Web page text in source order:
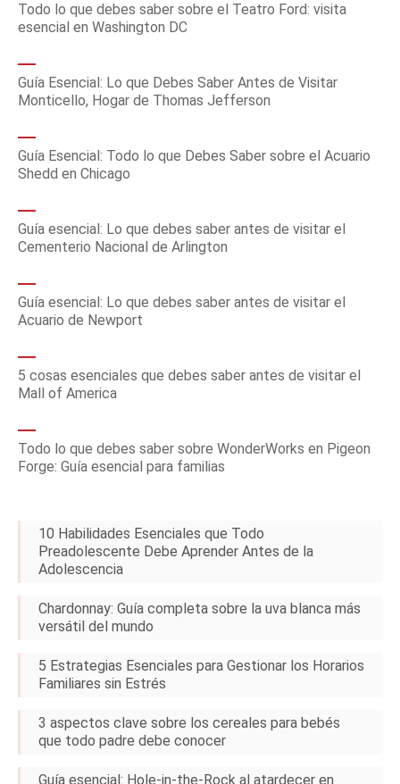
Todo lo que debes saber sobre el Teatro Ford: visita
esencial en Washington DC
Guía Esencial: Lo que Debes Saber Antes de Visitar
Monticello, Hogar de Thomas Jefferson
Guía Esencial: Todo lo que Debes Saber sobre el Acuario
Shedd en Chicago
Guía esencial: Lo que debes saber antes de visitar el
Cementerio Nacional de Arlington
Guía esencial: Lo que debes saber antes de visitar el
Acuario de Newport
5 cosas esenciales que debes saber antes de visitar el
Mall of America
Todo lo que debes saber sobre WonderWorks en Pigeon
Forge: Guía esencial para familias
10 Habilidades Esenciales que Todo
Preadolescente Debe Aprender Antes de la
Adolescencia
Chardonnay: Guía completa sobre la uva blanca más
versátil del mundo
5 Estrategias Esenciales para Gestionar los Horarios
Familiares sin Estrés
3 aspectos clave sobre los cereales para bebés
que todo padre debe conocer
Guía esencial: Hole-in-the-Rock al atardecer en